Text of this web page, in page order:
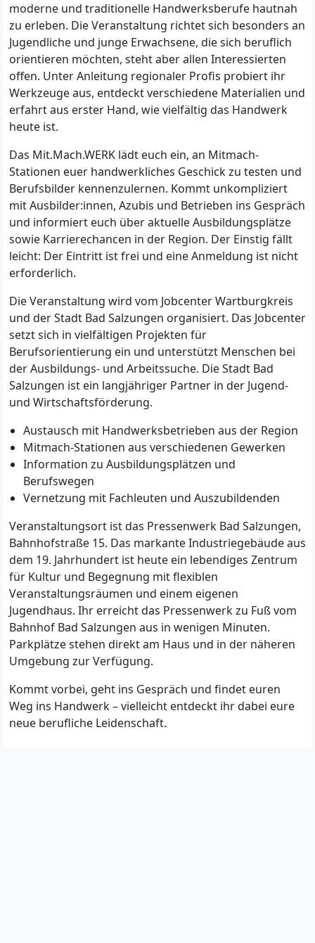
moderne und traditionelle Handwerksberufe hautnah
zu erleben. Die Veranstaltung richtet sich besonders an
Jugendliche und junge Erwachsene, die sich beruflich
orientieren möchten, steht aber allen Interessierten
offen. Unter Anleitung regionaler Profis probiert ihr
Werkzeuge aus, entdeckt verschiedene Materialien und
erfahrt aus erster Hand, wie vielfältig das Handwerk
heute ist.
Das Mit.Mach.WERK lädt euch ein, an Mitmach-
Stationen euer handwerkliches Geschick zu testen und
Berufsbilder kennenzulernen. Kommt unkompliziert
mit Ausbilder:innen, Azubis und Betrieben ins Gespräch
und informiert euch über aktuelle Ausbildungsplätze
sowie Karrierechancen in der Region. Der Einstig fällt
leicht: Der Eintritt ist frei und eine Anmeldung ist nicht
erforderlich.
Die Veranstaltung wird vom Jobcenter Wartburgkreis
und der Stadt Bad Salzungen organisiert. Das Jobcenter
setzt sich in vielfältigen Projekten für
Berufsorientierung ein und unterstützt Menschen bei
der Ausbildungs- und Arbeitssuche. Die Stadt Bad
Salzungen ist ein langjähriger Partner in der Jugend-
und Wirtschaftsförderung.
Austausch mit Handwerksbetrieben aus der Region
Mitmach-Stationen aus verschiedenen Gewerken
Information zu Ausbildungsplätzen und
Berufswegen
Vernetzung mit Fachleuten und Auszubildenden
Veranstaltungsort ist das Pressenwerk Bad Salzungen,
Bahnhofstraße 15. Das markante Industriegebäude aus
dem 19. Jahrhundert ist heute ein lebendiges Zentrum
für Kultur und Begegnung mit flexiblen
Veranstaltungsräumen und einem eigenen
Jugendhaus. Ihr erreicht das Pressenwerk zu Fuß vom
Bahnhof Bad Salzungen aus in wenigen Minuten.
Parkplätze stehen direkt am Haus und in der näheren
Umgebung zur Verfügung.
Kommt vorbei, geht ins Gespräch und findet euren
Weg ins Handwerk – vielleicht entdeckt ihr dabei eure
neue berufliche Leidenschaft.